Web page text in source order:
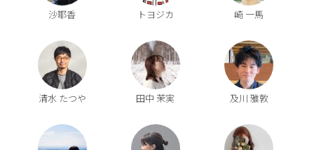
沙耶香 トヨジカ 崎 一馬
清水 たつや 田中 茉実 及川 雅敦